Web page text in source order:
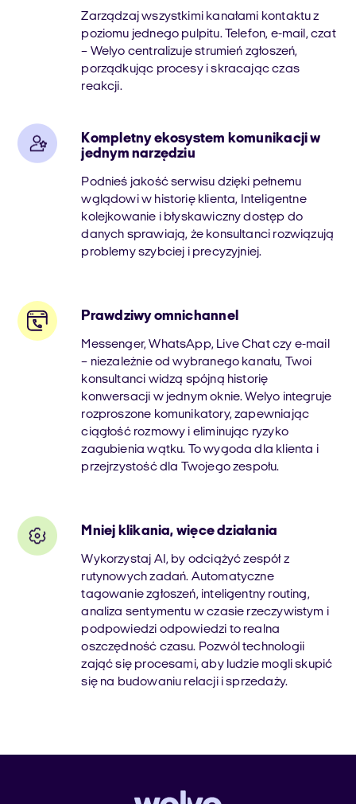
Zarządzaj wszystkimi kanałami kontaktu z
poziomu jednego pulpitu. Telefon, e-mail, czat
– Welyo centralizuje strumień zgłoszeń,
porządkując procesy i skracając czas
reakcji.
Kompletny ekosystem komunikacji w
jednym narzędziu
Podnieś jakość serwisu dzięki pełnemu
wglądowi w historię klienta, Inteligentne
kolejkowanie i błyskawiczny dostęp do
danych sprawiają, że konsultanci rozwiązują
problemy szybciej i precyzyjniej.
Prawdziwy omnichannel
Messenger, WhatsApp, Live Chat czy e-mail
– niezależnie od wybranego kanału, Twoi
konsultanci widzą spójną historię
konwersacji w jednym oknie. Welyo integruje
rozproszone komunikatory, zapewniając
ciągłość rozmowy i eliminując ryzyko
zagubienia wątku. To wygoda dla klienta i
przejrzystość dla Twojego zespołu.
Mniej klikania, więce działania
Wykorzystaj AI, by odciążyć zespół z
rutynowych zadań. Automatyczne
tagowanie zgłoszeń, inteligentny routing,
analiza sentymentu w czasie rzeczywistym i
podpowiedzi odpowiedzi to realna
oszczędność czasu. Pozwól technologii
zająć się procesami, aby ludzie mogli skupić
się na budowaniu relacji i sprzedaży.